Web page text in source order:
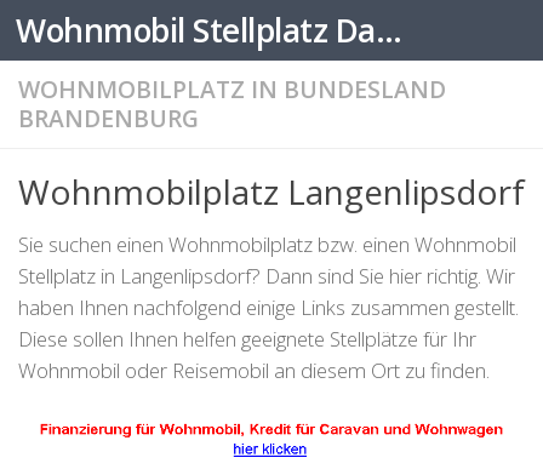
Zum Inhalt springen Wohnmobil Stellplatz Datenbank
WOHNMOBILPLATZ IN BUNDESLAND
BRANDENBURG
Wohnmobilplatz Langenlipsdorf
Sie suchen einen Wohnmobilplatz bzw. einen Wohnmobil
Stellplatz in Langenlipsdorf? Dann sind Sie hier richtig. Wir
haben Ihnen nachfolgend einige Links zusammen gestellt.
Diese sollen Ihnen helfen geeignete Stellplätze für Ihr
Wohnmobil oder Reisemobil an diesem Ort zu finden.